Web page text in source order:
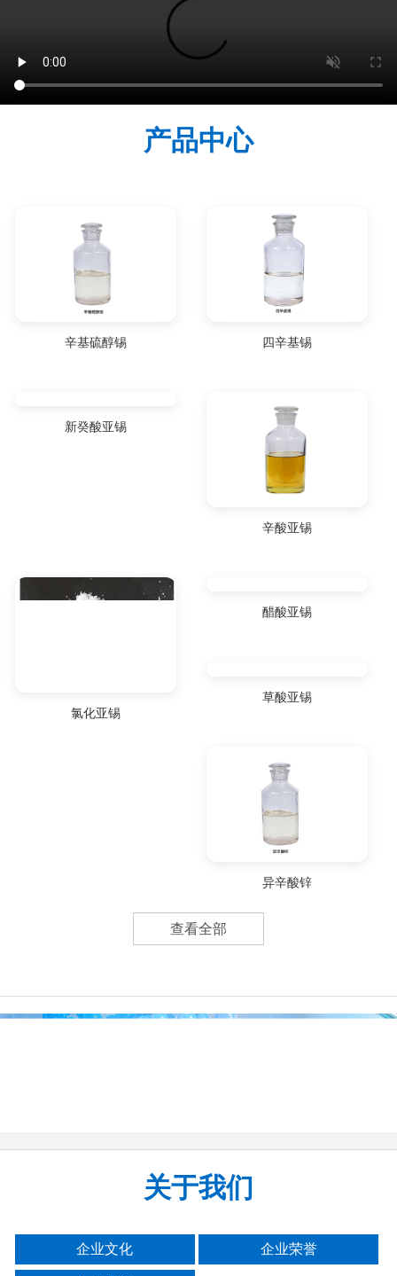
产品中心
辛基硫醇锡 四辛基锡
新癸酸亚锡
辛酸亚锡
氯化亚锡
醋酸亚锡
草酸亚锡
异辛酸锌
查看全部
关于我们
企业文化 企业荣誉